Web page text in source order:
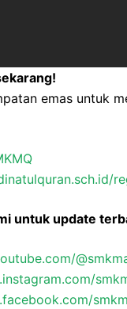
emas untuk
untuk update